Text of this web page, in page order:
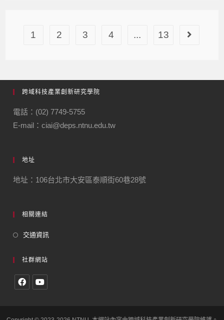
1 2 3 4 ... 13
跨域科技產業創新研究學院
電話：(02) 7749-5755
E-mail：ciai@deps.ntnu.edu.tw
地址
地址：106台北市大安區泰順街60巷28號
相關連結
交通資訊
社群網站